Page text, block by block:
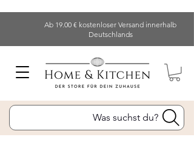
Ab 19.00 € kostenloser Versand innerhalb
Deutschlands
Was suchst du?